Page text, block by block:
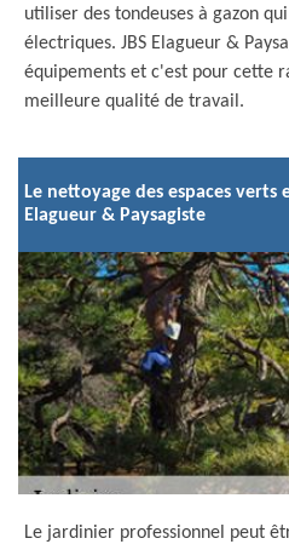
utiliser des tondeuses à gazon
électriques. JBS Elagueur &
équipements et c'est pour cette
meilleure qualité de travail.
Le nettoyage des espaces
Elagueur & Paysagiste
Le jardinier professionnel peut